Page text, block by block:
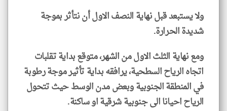
ولا يستبعد قبل نهاية النصف الاول أن نتأثر بموجة
شديدة الحرارة.
ومع نهاية الثلث الاول من الشهر، متوقع بداية تقلبات
اتجاه الرياح السطحية، يرافقه بداية تأثير موجة رطوبة
في المنطقة الجنوبية وبعض مدن الوسط حيث تتحول
الرياح احيانا الى جنوبية شرقية او ساكنة.